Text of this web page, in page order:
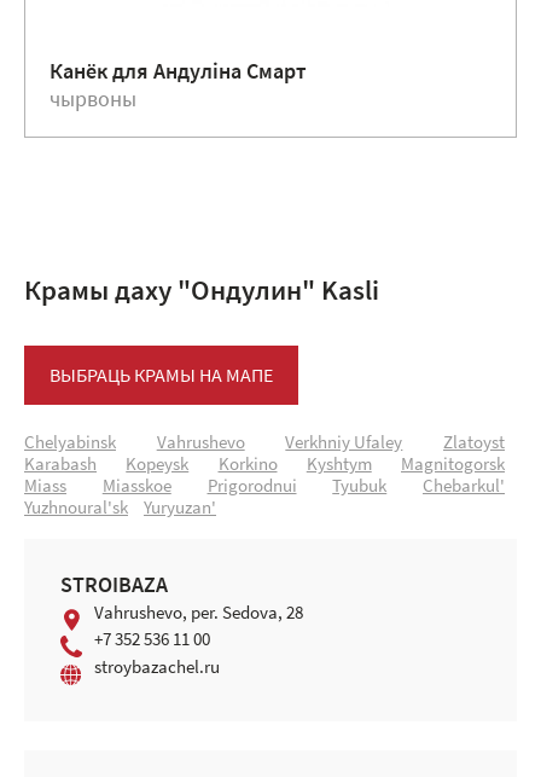
Канёк для Андулiна Смарт
чырвоны
Крамы даху "Ондулин" Kasli
ВЫБРАЦЬ КРАМЫ НА МАПЕ
Chelyabinsk Vahrushevo Verkhniy Ufaley
Zlatoyst
Karabash
Kopeysk Korkino Kyshtym
Magnitogorsk
Miass
Miasskoe Prigorodnui Tyubuk
Chebarkul'
Yuzhnoural'sk
Yuryuzan'
STROIBAZA
Vahrushevo, per. Sedova, 28
+7 352 536 11 00
stroybazachel.ru